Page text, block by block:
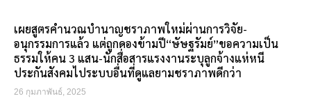
เผยสูตรคำนวณบำนาญชราภาพใหม่ผ่านการวิจัย-
อนุกรรมการแล้ว แต่ถูกดองข้ามปี“ษัษฐรัมย์”ขอความเป็น
ธรรมให้คน 3 แสน-นักสื่อสารแรงงานระบุลูกจ้างแห่หนี
ประกันสังคมไประบบอื่นที่ดูแลยามชราภาพดีกว่า
26 กุมภาพันธ์, 2025